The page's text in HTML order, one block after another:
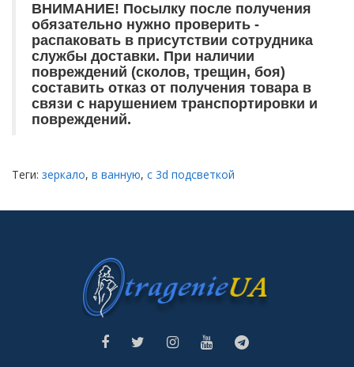
ВНИМАНИЕ! Посылку после получения
обязательно нужно проверить -
распаковать в присутствии сотрудника
службы доставки. При наличии
повреждений (сколов, трещин, боя)
составить отказ от получения товара в
связи с нарушением транспортировки и
повреждений.
Теги: зеркало, в ванную, с 3d подсветкой